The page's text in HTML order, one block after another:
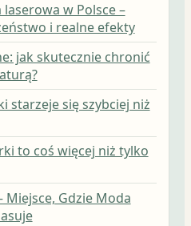
w Polsce –
i realne efekty
jak skutecznie chronić
starzeje się szybciej niż
to coś więcej niż tylko
Gdzie Moda